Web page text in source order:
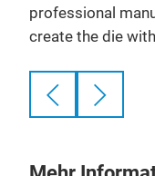
professional
create the die